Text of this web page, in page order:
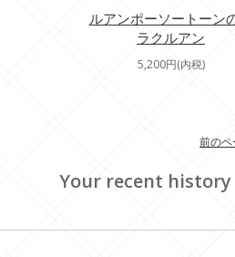
ルアンポーソートーン
ラクルアン
5,200円(内税)
前の
Your recent history